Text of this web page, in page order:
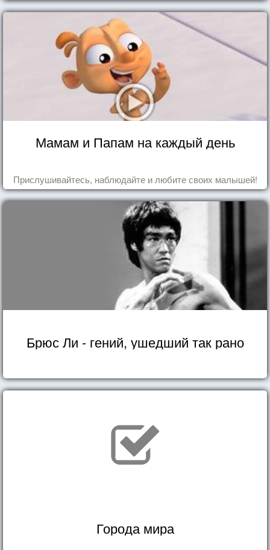
Мамам и Папам на каждый день
Прислушивайтесь, наблюдайте и любите своих малышей!
Брюс Ли - гений, ушедший так рано
Города мира